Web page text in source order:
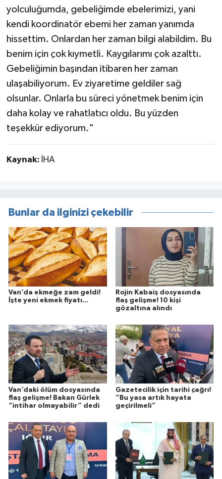
yolculuğumda, gebeliğimde ebelerimizi, yani
kendi koordinatör ebemi her zaman yanımda
hissettim. Onlardan her zaman bilgi alabildim. Bu
benim için çok kıymetli. Kaygılarımı çok azalttı.
Gebeliğimin başından itibaren her zaman
ulaşabiliyorum. Ev ziyaretime geldiler sağ
olsunlar. Onlarla bu süreci yönetmek benim için
daha kolay ve rahatlatıcı oldu. Bu yüzden
teşekkür ediyorum."
Kaynak: İHA
Bunlar da ilginizi çekebilir
Van’da ekmeğe zam geldi!
İşte yeni ekmek fiyatı...
Rojin Kabaiş dosyasında
flaş gelişme! 10 kişi
gözaltına alındı
Van’daki ölüm dosyasında
flaş gelişme! Bakan Gürlek
“intihar olmayabilir” dedi
Gazetecilik için tarihi çağrı!
“Bu yasa artık hayata
geçirilmeli”